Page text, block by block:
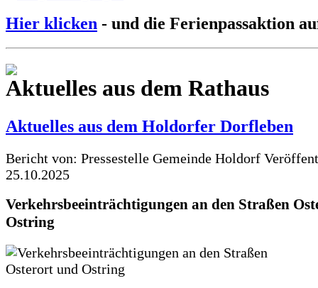
Hier klicken - und die Ferienpassaktion
Aktuelles aus dem Rathaus
Aktuelles aus dem Holdorfer Dorfleben
Bericht von: Pressestelle Gemeinde Holdorf
25.10.2025
Verkehrsbeeinträchtigungen an den Straßen
Ostring